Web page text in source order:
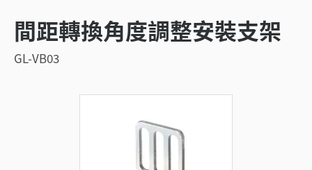
間距轉換角度調整安裝支架
GL-VB03